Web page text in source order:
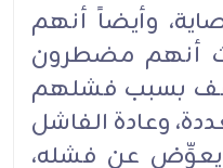
وأيضاً أنهم
أنهم مضطرون
بسبب فشلهم
وعادة الفاشل
يعوِّض عن فشله،